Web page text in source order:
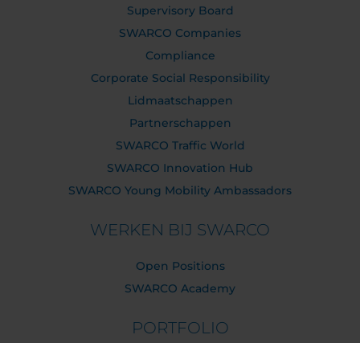
Supervisory Board
SWARCO Companies
Compliance
Corporate Social Responsibility
Lidmaatschappen
Partnerschappen
SWARCO Traffic World
SWARCO Innovation Hub
SWARCO Young Mobility Ambassadors
WERKEN BIJ SWARCO
Open Positions
SWARCO Academy
PORTFOLIO